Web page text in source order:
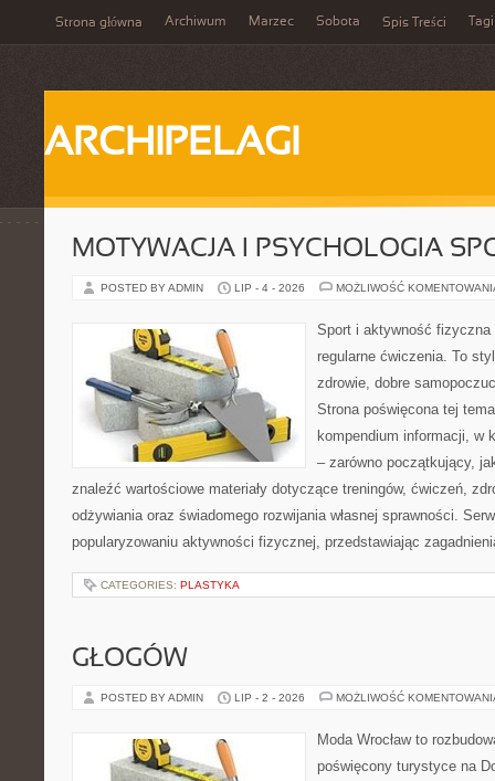
Strona główna Archiwum Marzec Sobota Spis Treści Tagi
ARCHIPELAGI
MOTYWACJA I PSYCHOLOGIA
POSTED BY ADMIN LIP - 4 - 2026 MOŻLIWOŚĆ
Sport i aktywność
regularne ćwiczenia. To
zdrowie, dobre
Strona poświęcona tej
kompendium informacji, w
– zarówno początkujący,
znaleźć wartościowe materiały dotyczące treningów, ćwiczeń,
odżywiania oraz świadomego rozwijania własnej sprawności.
popularyzowaniu aktywności fizycznej, przedstawiając
CATEGORIES: PLASTYKA
GŁOGÓW
POSTED BY ADMIN LIP - 2 - 2026 MOŻLIWOŚĆ
Moda Wrocław to
poświęcony turystyce na